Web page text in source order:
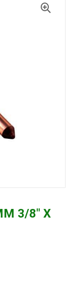
3/8" X